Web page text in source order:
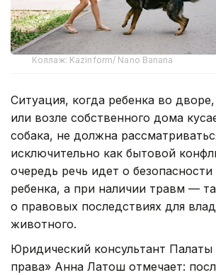
Коллаж: Kazinform/ Nano Banana
Ситуация, когда ребенка во
или возле собственного дома
собака, не должна
исключительно как бытовой
очередь речь идет о
ребенка, а при наличии травм —
о правовых последствиях для
животного.
Юридический консультант Палаты
права» Анна Латош отмечает: